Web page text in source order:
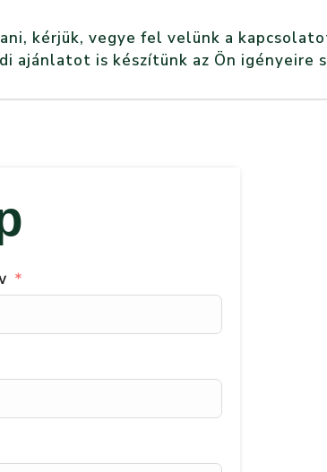
kérjük, vegye fel velünk a
is készítünk az Ön igényeire